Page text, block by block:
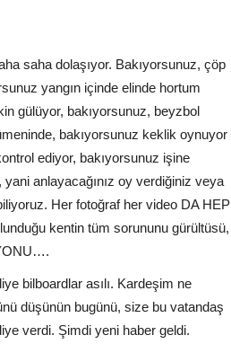
saha dolaşıyor. Bakıyorsunuz, çöp
yangın içinde elinde hortum
gülüyor, bakıyorsunuz, beyzbol
bakıyorsunuz keklik oynuyor
ediyor, bakıyorsunuz işine
anlayacağınız oy verdiğiniz veya
Her fotoğraf her video DA HEP
kentin tüm sorununu gürültüsü,
bilboardlar asılı. Kardeşim ne
düşünün bugünü, size bu vatandaş
verdi. Şimdi yeni haber geldi.